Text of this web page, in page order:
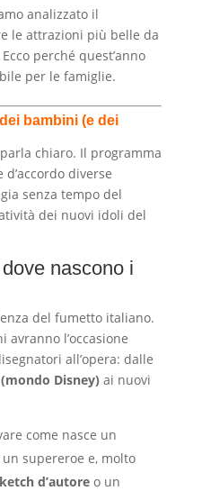
analizzato il
le attrazioni più belle da
perché quest’anno
per le famiglie.
bambini (e dei
chiaro. Il programma
d’accordo diverse
senza tempo del
dei nuovi idoli del
nascono i
del fumetto italiano.
avranno l’occasione
all’opera: dalle
Disney) ai nuovi
come nasce un
supereroe e, molto
d’autoreo un